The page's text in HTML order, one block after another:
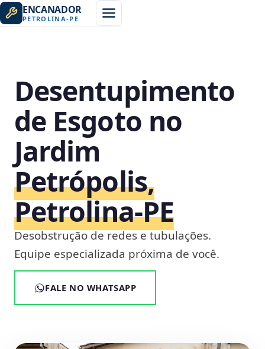
ENCANADOR
PETROLINA-PE
Desentupimento
de Esgoto no
Jardim
Petrópolis,
Petrolina‑PE
Desobstrução de redes e tubulações.
Equipe especializada próxima de você.
FALE NO WHATSAPP